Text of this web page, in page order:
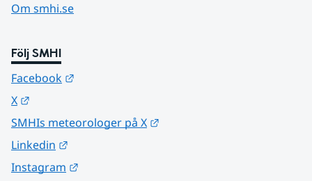
Om smhi.se
Följ SMHI
Facebook
X
SMHIs meteorologer på X
Linkedin
Instagram